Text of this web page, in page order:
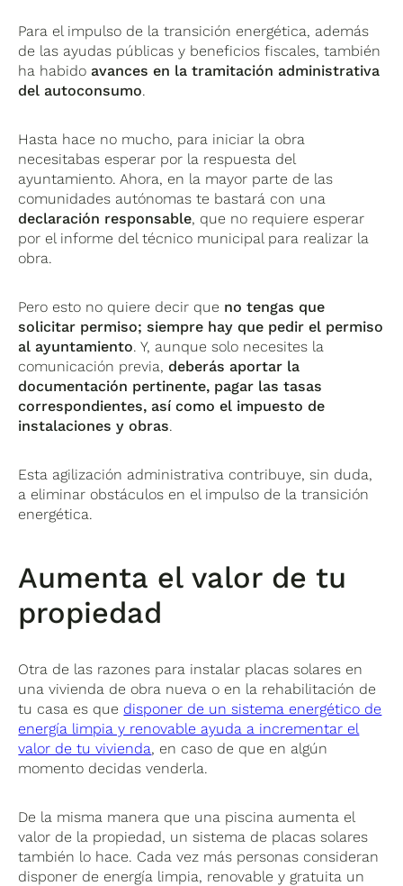
Para el impulso de la transición energética, además
de las ayudas públicas y beneficios fiscales, también
ha habido avances en la tramitación administrativa
del autoconsumo.
Hasta hace no mucho, para iniciar la obra
necesitabas esperar por la respuesta del
ayuntamiento. Ahora, en la mayor parte de las
comunidades autónomas te bastará con una
declaración responsable, que no requiere esperar
por el informe del técnico municipal para realizar la
obra.
Pero esto no quiere decir que no tengas que
solicitar permiso; siempre hay que pedir el permiso
al ayuntamiento. Y, aunque solo necesites la
comunicación previa, deberás aportar la
documentación pertinente, pagar las tasas
correspondientes, así como el impuesto de
instalaciones y obras.
Esta agilización administrativa contribuye, sin duda,
a eliminar obstáculos en el impulso de la transición
energética.
Aumenta el valor de tu
propiedad
Otra de las razones para instalar placas solares en
una vivienda de obra nueva o en la rehabilitación de
tu casa es que disponer de un sistema energético de
energía limpia y renovable ayuda a incrementar el
valor de tu vivienda, en caso de que en algún
momento decidas venderla.
De la misma manera que una piscina aumenta el
valor de la propiedad, un sistema de placas solares
también lo hace. Cada vez más personas consideran
disponer de energía limpia, renovable y gratuita un